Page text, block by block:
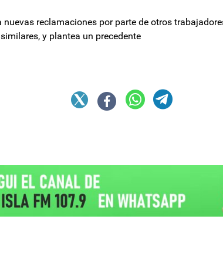
nuevas reclamaciones por parte de otros
y plantea un precedente